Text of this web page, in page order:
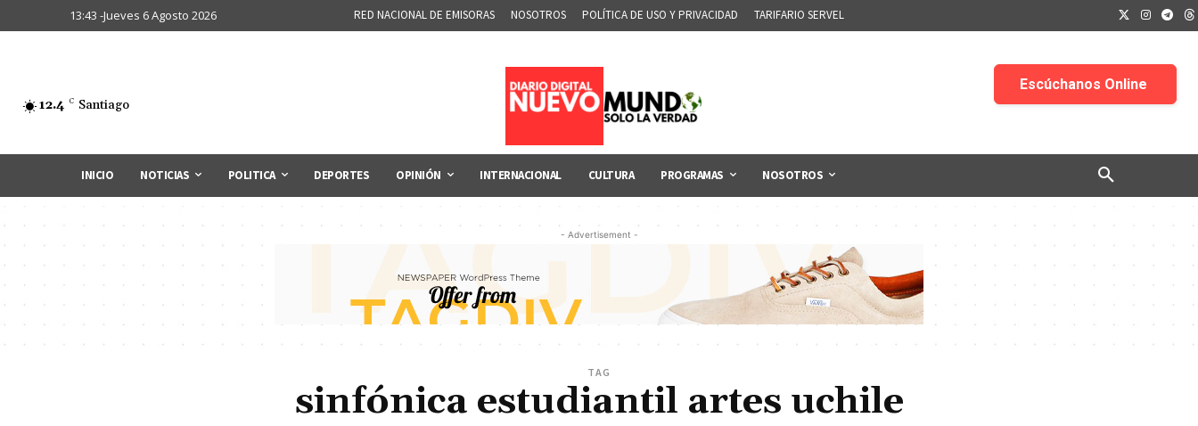
13:43 -Jueves 6 Agosto 2026 RED NACIONAL DE EMISORAS NOSOTROS POLÍTICA DE USO Y PRIVACIDAD TARIFARIO SERVEL
12.4 C Santiago
INICIO NOTICIAS POLITICA DEPORTES OPINIÓN INTERNACIONAL CULTURA PROGRAMAS NOSOTROS
- Advertisement -
TAG
sinfónica estudiantil artes uchile